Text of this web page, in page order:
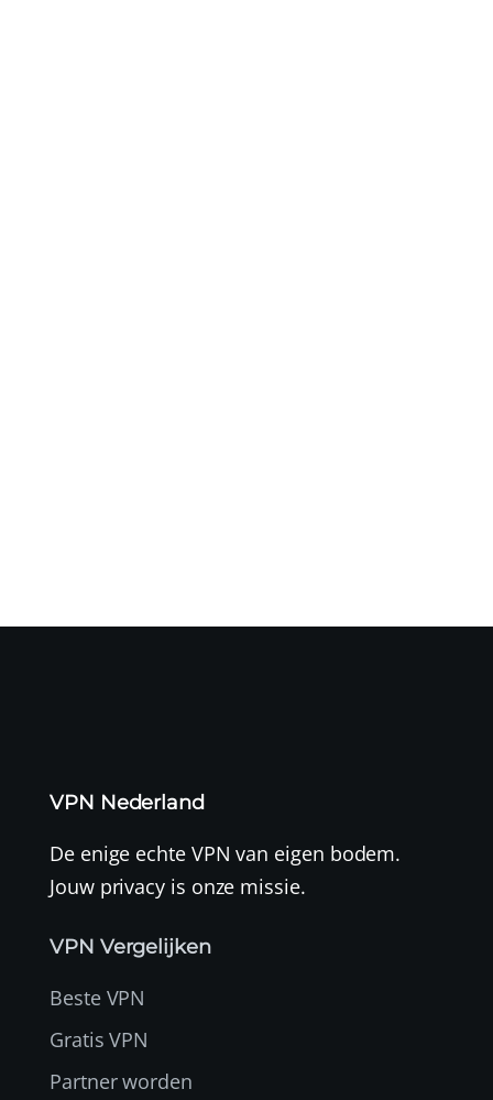
VPN Nederland
De enige echte VPN van eigen bodem.
Jouw privacy is onze missie.
VPN Vergelijken
Beste VPN
Gratis VPN
Partner worden